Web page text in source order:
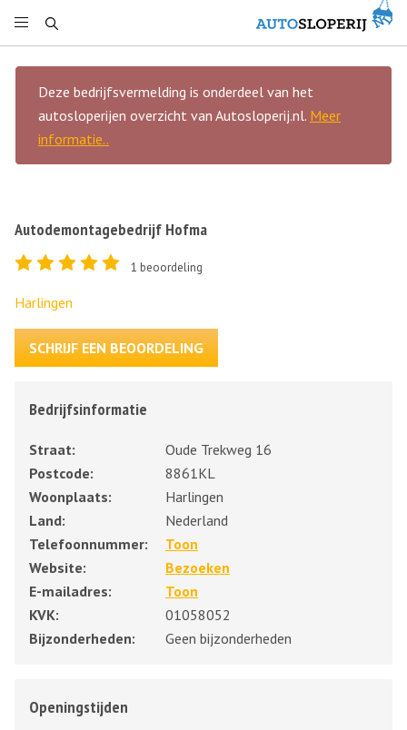
Deze bedrijfsvermelding is onderdeel van het
autosloperijen overzicht van Autosloperij.nl. Meer
informatie..
Autodemontagebedrijf Hofma
1 beoordeling
Harlingen
SCHRIJF EEN BEOORDELING
Bedrijfsinformatie
Straat:
Oude Trekweg 16
Postcode:
8861KL
Woonplaats:
Harlingen
Land:
Nederland
Telefoonnummer:
Toon
Website:
Bezoeken
E-mailadres:
Toon
KVK:
01058052
Bijzonderheden:
Geen bijzonderheden
Openingstijden